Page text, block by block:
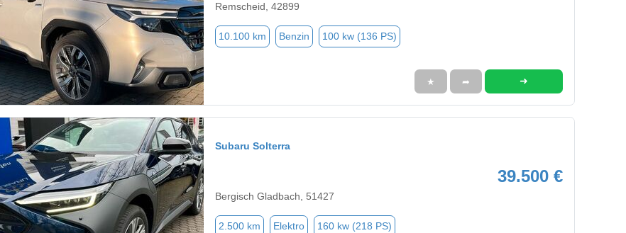
Remscheid, 42899
10.100 km Benzin 100 kw (136 PS)
★ ➦ ➜
Subaru Solterra
39.500 €
Bergisch Gladbach, 51427
2.500 km Elektro 160 kw (218 PS)